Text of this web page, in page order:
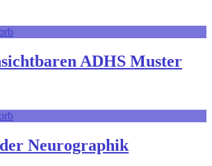
ADHS Muster
Neurographik